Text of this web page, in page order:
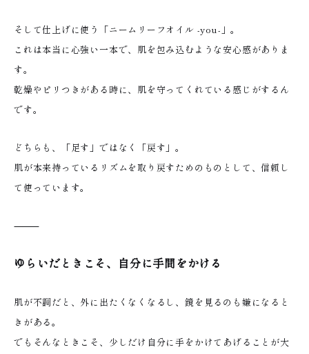
そして仕上げに使う「ニームリーフオイル -you-」。
これは本当に心強い一本で、肌を包み込むような安心感がありま
す。
乾燥やピリつきがある時に、肌を守ってくれている感じがするん
です。
どちらも、「足す」ではなく「戻す」。
肌が本来持っているリズムを取り戻すためのものとして、信頼し
て使っています。
⸻
ゆらいだときこそ、自分に手間をかける
肌が不調だと、外に出たくなくなるし、鏡を見るのも嫌になると
きがある。
でもそんなときこそ、少しだけ自分に手をかけてあげることが大